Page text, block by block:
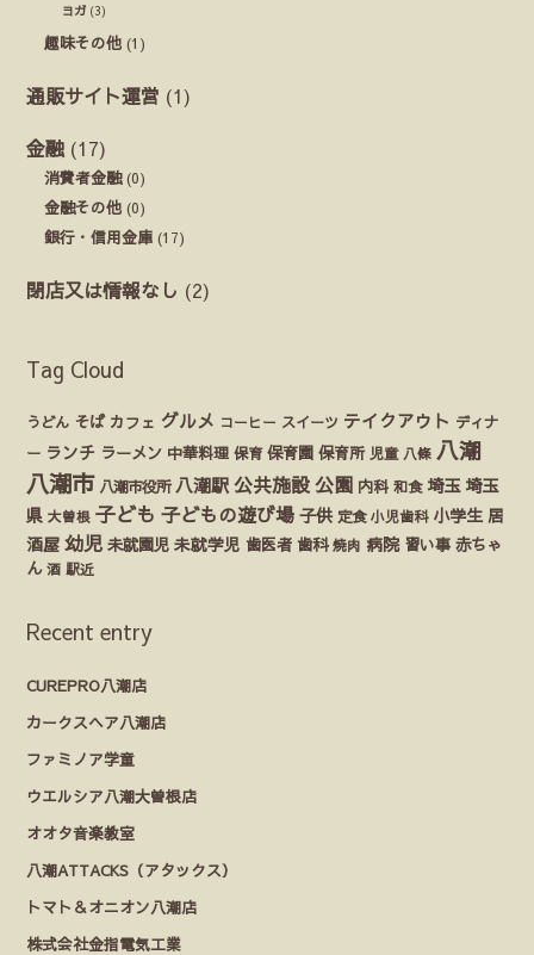
ヨガ (3)
趣味その他 (1)
通販サイト運営 (1)
金融 (17)
消費者金融(0)
金融その他 (0)
銀行・信用金庫 (17)
閉店又は情報なし (2)
Tag Cloud
うどん そば カフェ グルメ コーヒー スイーツ テイクアウト ディナ
ー ランチ ラーメン 中華料理 保育 保育園 保育所 児童 八條 八潮
八潮市 八潮市役所 八潮駅 公共施設 公園 内科 和食 埼玉 埼玉
県 大曽根 子ども 子どもの遊び場 子供 定食 小児歯科 小学生 居
酒屋 幼児 未就園児 未就学児 歯医者 歯科 焼肉 病院 習い事 赤ちゃ
ん 酒 駅近
Recent entry
CUREPRO八潮店
カークスヘア八潮店
ファミノア学童
ウエルシア八潮大曽根店
オオタ音楽教室
八潮ATTACKS（アタックス）
トマト＆オニオン八潮店
株式会社金指電気工業